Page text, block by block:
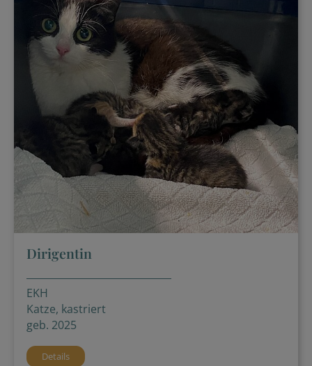
Dirigentin
EKH
Katze, kastriert
geb. 2025
Details